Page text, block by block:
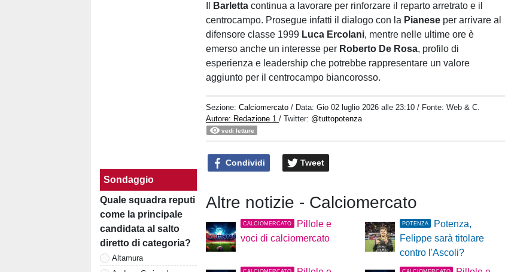
Sondaggio
Quale squadra reputi
come la principale
candidata al salto
diretto di categoria?
Altamura
Barletta continua a lavorare per rinforzare il reparto arretrato e il
centrocampo. Prosegue infatti il dialogo con la Pianese per arrivare al
difensore classe 1999 Luca Ercolani, mentre nelle ultime ore è
emerso anche un interesse per Roberto De Rosa, profilo di
esperienza e leadership che potrebbe rappresentare un valore
aggiunto per il centrocampo biancorosso.
Sezione:Calciomercato / Data:Gio 02 luglio 2026 alle 23:10 / Fonte: Web & C.
Autore: Redazione 1/ Twitter: @tuttopotenza
vedi letture
Condividi Tweet
Altre notizie - Calciomercato
CALCIOMERCATO
Pillole e
voci di calciomercato
POTENZA
Potenza,
Felippe sarà titolare
contro l'Ascoli?